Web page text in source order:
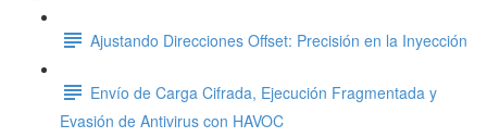
Ajustando Direcciones Offset: Precisión en la Inyección
Envío de Carga Cifrada, Ejecución Fragmentada y
Evasión de Antivirus con HAVOC